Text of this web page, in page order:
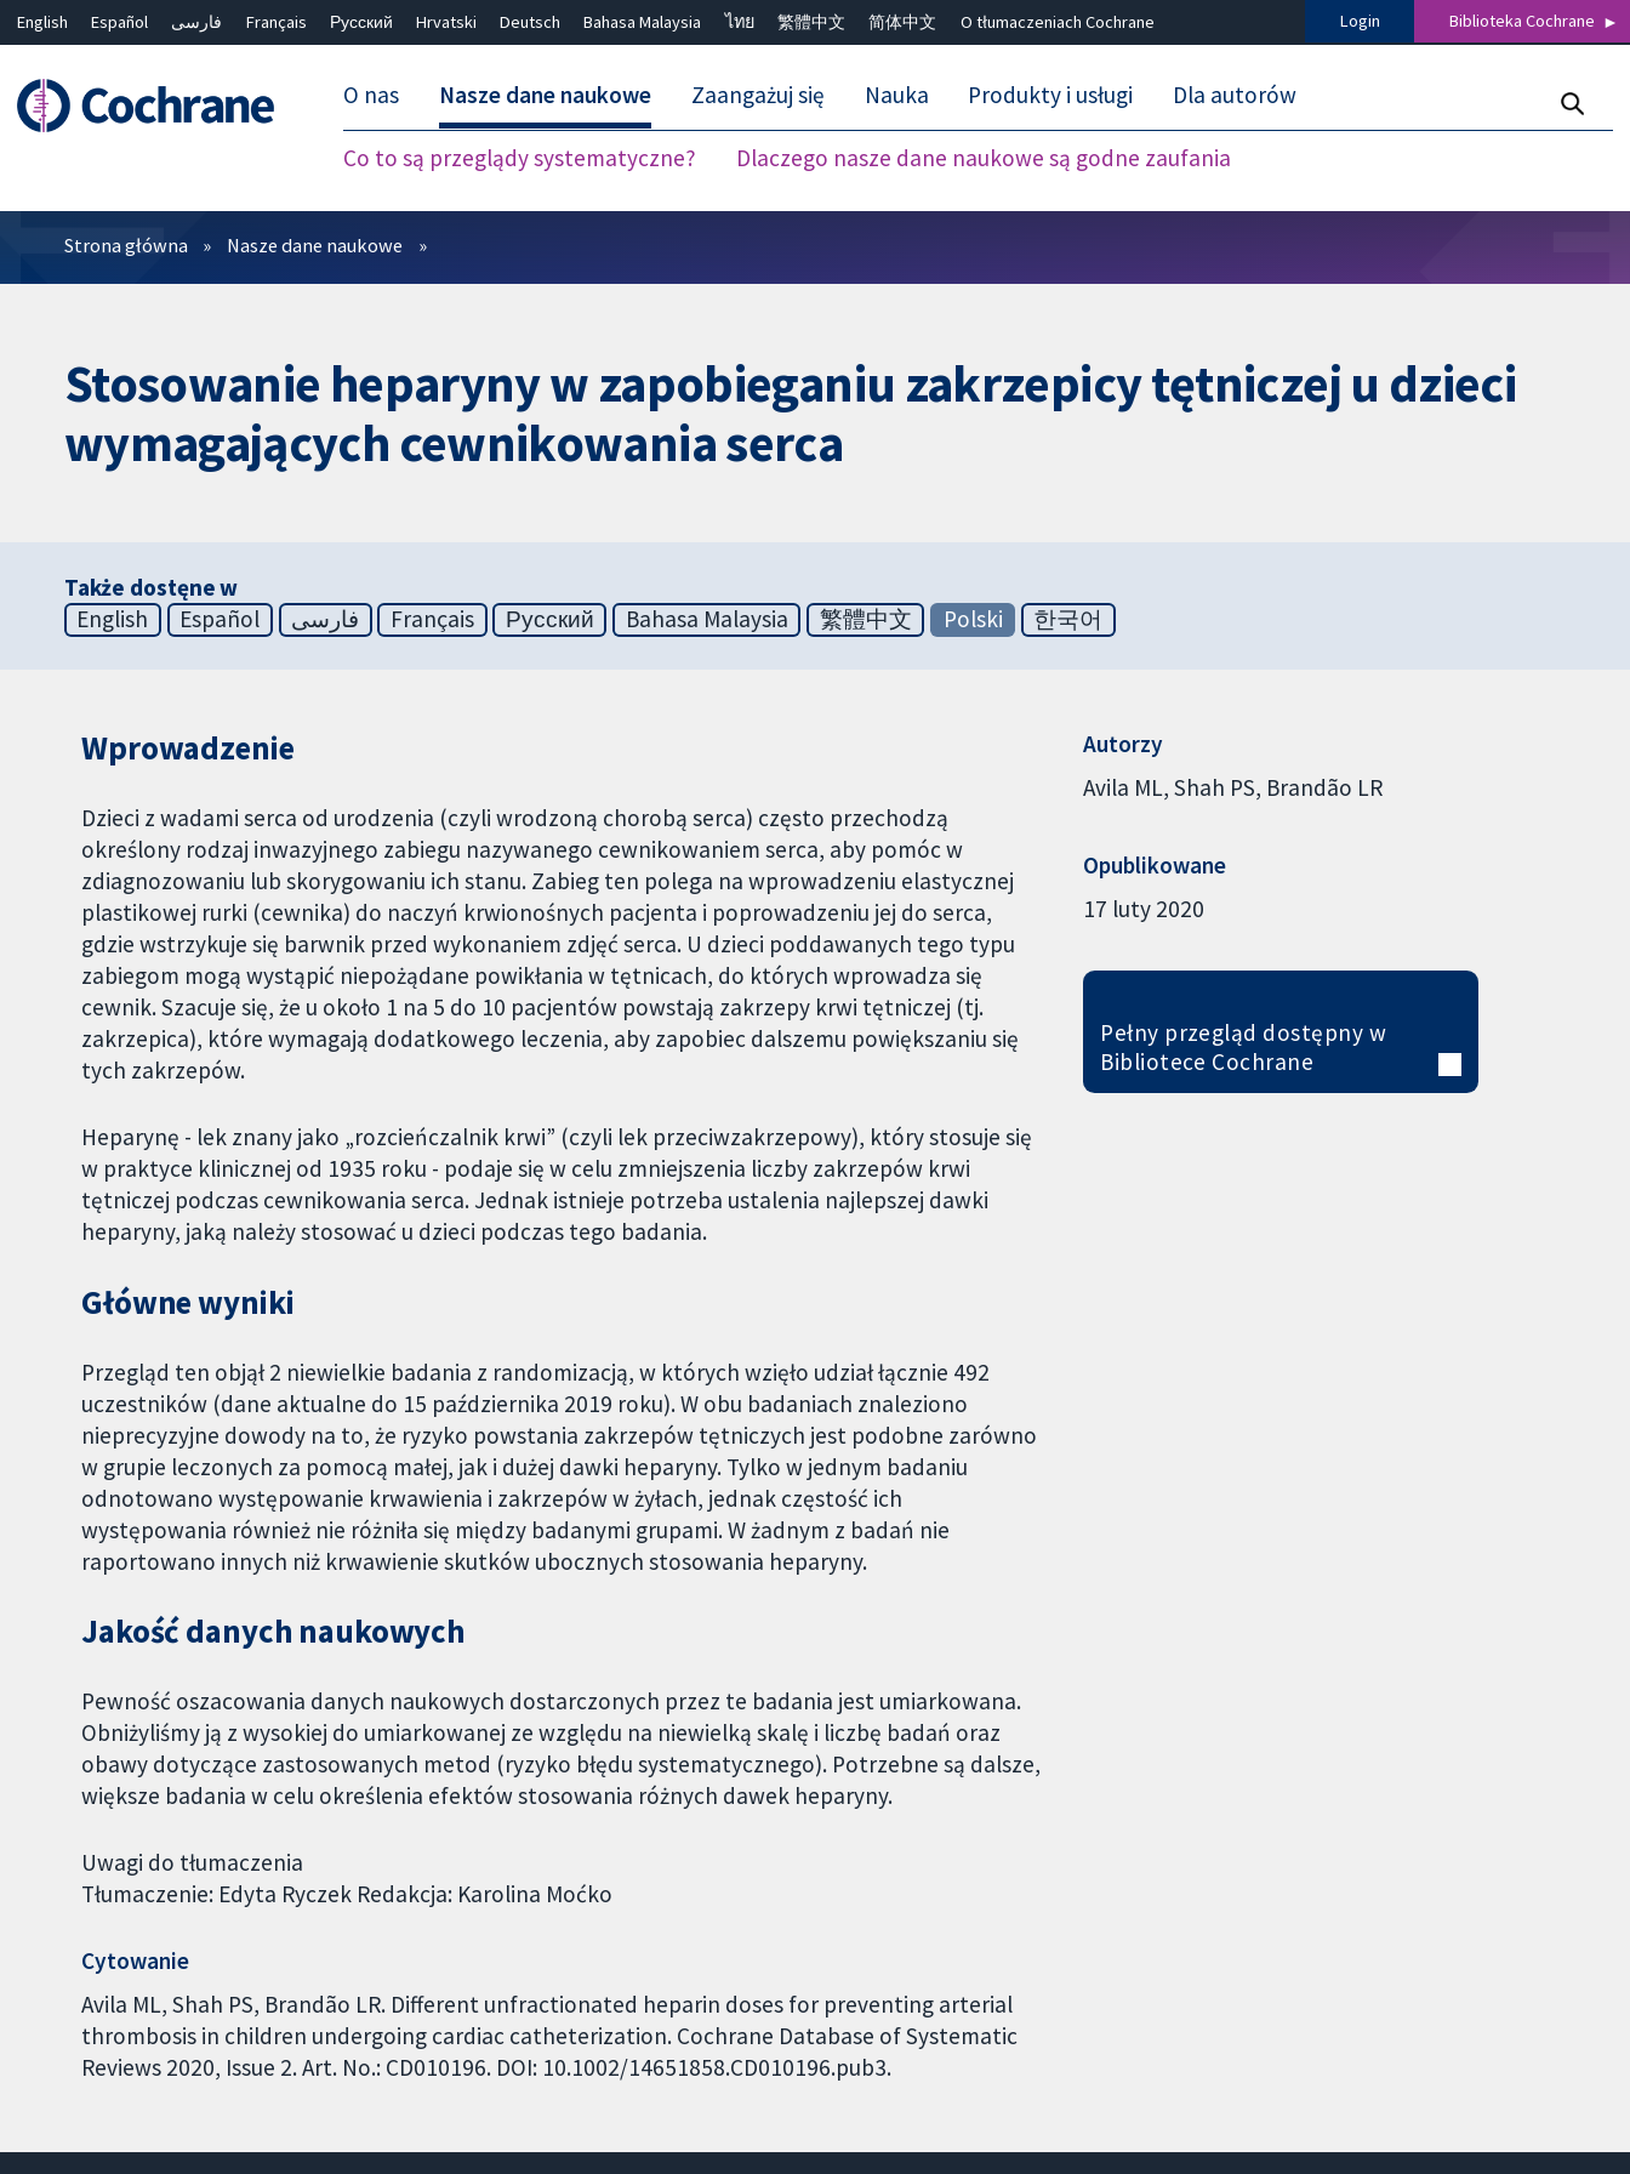
English Español فارسی Français Русский Hrvatski Deutsch Bahasa Malaysia ไทย 繁體中文 简体中文 O tłumaczeniach Cochrane Login Biblioteka Cochrane
O nas Nasze dane naukowe
Co to są przeglądy systematyczne? Dlaczego nasze dane naukowe są godne zaufania
Zaangażuj się Nauka Produkty i usługi Dla autorów
Filtry
Strona główna Nasze dane naukowe
Stosowanie heparyny w zapobieganiu zakrzepicy tętniczej u dzieci
wymagających cewnikowania serca
Także dostęne w
English
Español فارسی Français Русский Bahasa Malaysia 繁體中文 Polski 한국어
Wprowadzenie
Dzieci z wadami serca od urodzenia (czyli wrodzoną chorobą serca) często przechodzą
określony rodzaj inwazyjnego zabiegu nazywanego cewnikowaniem serca, aby pomóc w
zdiagnozowaniu lub skorygowaniu ich stanu. Zabieg ten polega na wprowadzeniu elastycznej
plastikowej rurki (cewnika) do naczyń krwionośnych pacjenta i poprowadzeniu jej do serca,
gdzie wstrzykuje się barwnik przed wykonaniem zdjęć serca. U dzieci poddawanych tego typu
zabiegom mogą wystąpić niepożądane powikłania w tętnicach, do których wprowadza się
cewnik. Szacuje się, że u około 1 na 5 do 10 pacjentów powstają zakrzepy krwi tętniczej (tj.
zakrzepica), które wymagają dodatkowego leczenia, aby zapobiec dalszemu powiększaniu się
tych zakrzepów.
Heparynę - lek znany jako „rozcieńczalnik krwi” (czyli lek przeciwzakrzepowy), który stosuje się
w praktyce klinicznej od 1935 roku - podaje się w celu zmniejszenia liczby zakrzepów krwi
tętniczej podczas cewnikowania serca. Jednak istnieje potrzeba ustalenia najlepszej dawki
heparyny, jaką należy stosować u dzieci podczas tego badania.
Główne wyniki
Przegląd ten objął 2 niewielkie badania z randomizacją, w których wzięło udział łącznie 492
uczestników (dane aktualne do 15 października 2019 roku). W obu badaniach znaleziono
nieprecyzyjne dowody na to, że ryzyko powstania zakrzepów tętniczych jest podobne zarówno
w grupie leczonych za pomocą małej, jak i dużej dawki heparyny. Tylko w jednym badaniu
odnotowano występowanie krwawienia i zakrzepów w żyłach, jednak częstość ich
występowania również nie różniła się między badanymi grupami. W żadnym z badań nie
raportowano innych niż krwawienie skutków ubocznych stosowania heparyny.
Jakość danych naukowych
Pewność oszacowania danych naukowych dostarczonych przez te badania jest umiarkowana.
Obniżyliśmy ją z wysokiej do umiarkowanej ze względu na niewielką skalę i liczbę badań oraz
obawy dotyczące zastosowanych metod (ryzyko błędu systematycznego). Potrzebne są dalsze,
większe badania w celu określenia efektów stosowania różnych dawek heparyny.
Uwagi do tłumaczenia
Tłumaczenie: Edyta Ryczek Redakcja: Karolina Moćko
Cytowanie
Avila ML, Shah PS, Brandão LR. Different unfractionated heparin doses for preventing arterial
thrombosis in children undergoing cardiac catheterization. Cochrane Database of Systematic
Reviews 2020, Issue 2. Art. No.: CD010196. DOI: 10.1002/14651858.CD010196.pub3.
Autorzy
Avila ML Shah PS Brandão LR
Opublikowane
17 luty 2020
Pełny przegląd dostępny w
Bibliotece Cochrane